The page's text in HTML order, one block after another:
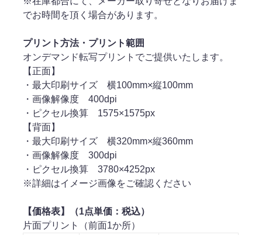
でお時間を頂く場合があります。
プリント方法・プリント範囲
オンデマンド転写プリントでご提供いたします。
【正面】
・最大印刷サイズ 横100mm×縦100mm
・画像解像度 400dpi
・ピクセル換算 1575×1575px
【背面】
・最大印刷サイズ 横320mm×縦360mm
・画像解像度 300dpi
・ピクセル換算 3780×4252px
※詳細はイメージ画像をご確認ください
【価格表】（1点単価：税込）
片面プリント（前面1か所）